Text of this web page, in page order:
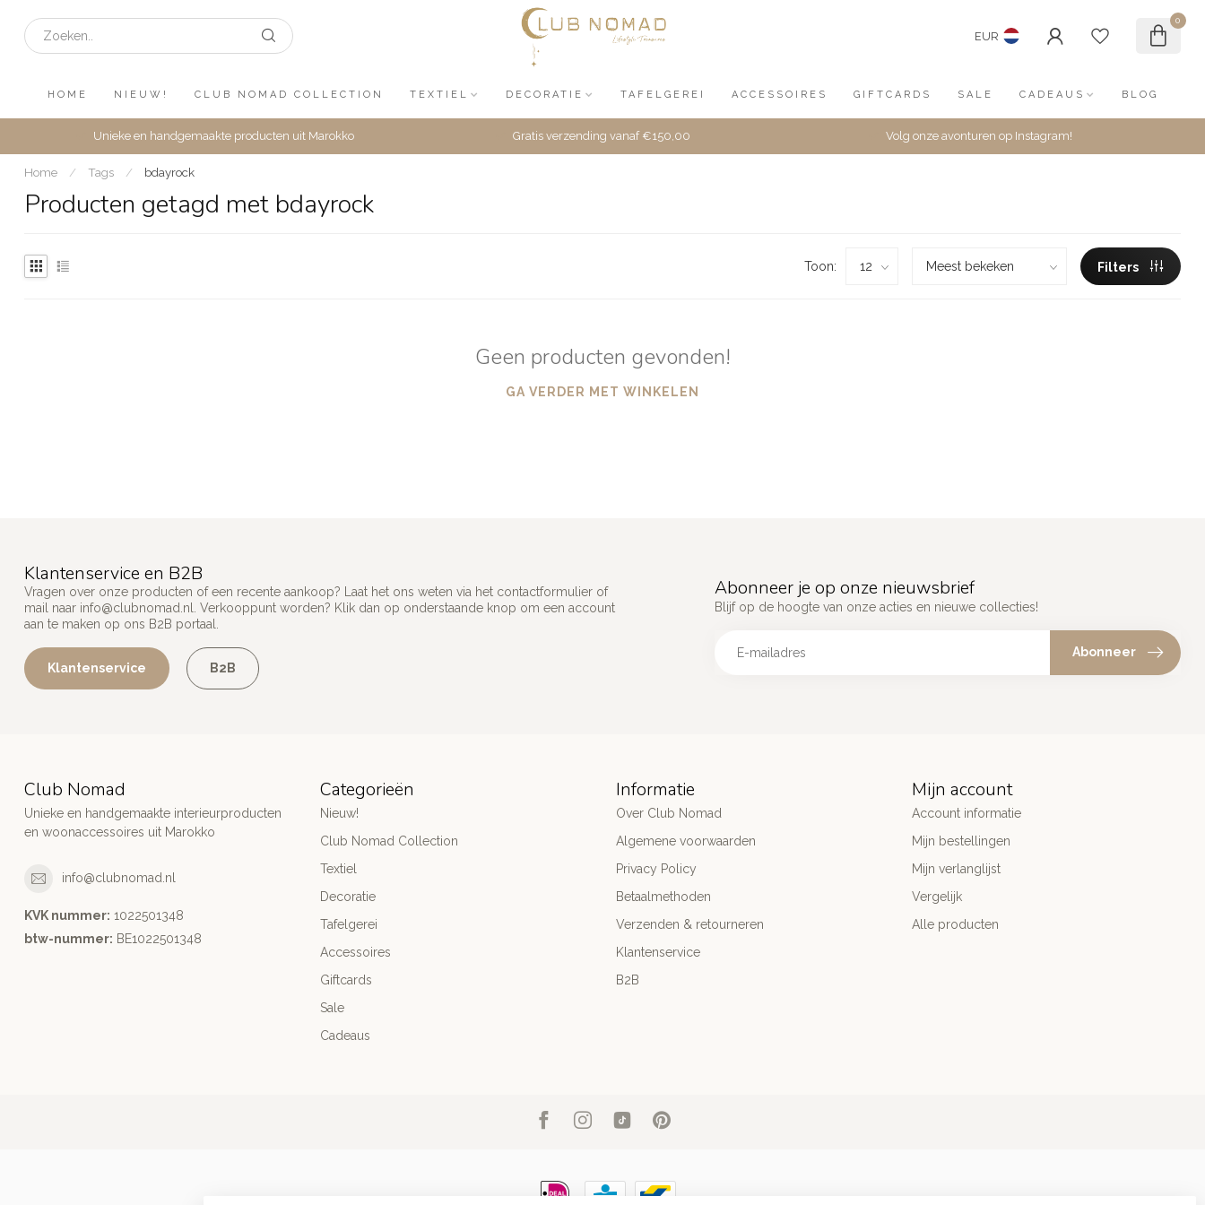
EUR
0
HOME NIEUW! CLUB NOMAD COLLECTION TEXTIEL DECORATIE TAFELGEREI ACCESSOIRES GIFTCARDS SALE CADEAUS BLOG
Unieke en handgemaakte producten uit Marokko Gratis verzending vanaf €150,00 Volg onze avonturen op Instagram!
Home / Tags / bdayrock
Producten getagd met bdayrock
Toon: Filters
Geen producten gevonden!
GA VERDER MET WINKELEN
Klantenservice en B2B
Vragen over onze producten of een recente aankoop? Laat het ons weten via het contactformulier of
mail naar info@clubnomad.nl
. Verkooppunt worden? Klik dan op onderstaande knop om een account
aan te maken op ons B2B portaal.
Klantenservice B2B
Abonneer je op onze nieuwsbrief
Blijf op de hoogte van onze acties en nieuwe collecties!
Abonneer
Club Nomad
Unieke en handgemaakte interieurproducten
en woonaccessoires uit Marokko
info@clubnomad.nl
KVK nummer: 1022501348
btw-nummer: BE1022501348
Categorieën
Nieuw!
Club Nomad Collection
Textiel
Decoratie
Tafelgerei
Accessoires
Giftcards
Sale
Cadeaus
Informatie
Over Club Nomad
Algemene voorwaarden
Privacy Policy
Betaalmethoden
Verzenden & retourneren
Klantenservice
B2B
Mijn account
Account informatie
Mijn bestellingen
Mijn verlanglijst
Vergelijk
Alle producten